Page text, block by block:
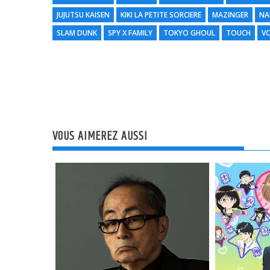
JUJUTSU KAISEN
KIKI LA PETITE SORCIERE MAZINGER
SLAM DUNK
SPY X FAMILY TOKYO GHOUL TOUCH
VOUS AIMEREZ AUSSI